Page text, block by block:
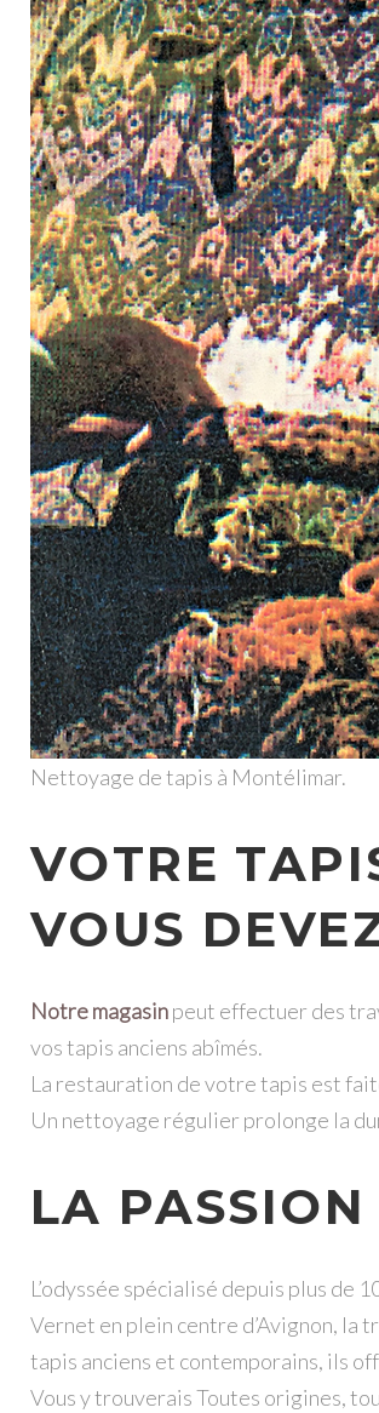
Nettoyage de tapis à Montélimar.
VOTRE
VOUS
Notre magasinpeut effectuer des
vos tapis anciens abîmés.
La restauration de votre tapis est
Un nettoyage régulier prolonge la
LA PASSION
L’odyssée spécialisé depuis plus de
Vernet en plein centre d’Avignon,
tapis anciens et contemporains, ils
Vous y trouverais Toutes origines,